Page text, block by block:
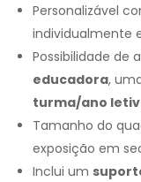
Personalizável
individualmente
Possibilidade de
educadora,
turma/ano
Tamanho do
exposição em
Inclui um